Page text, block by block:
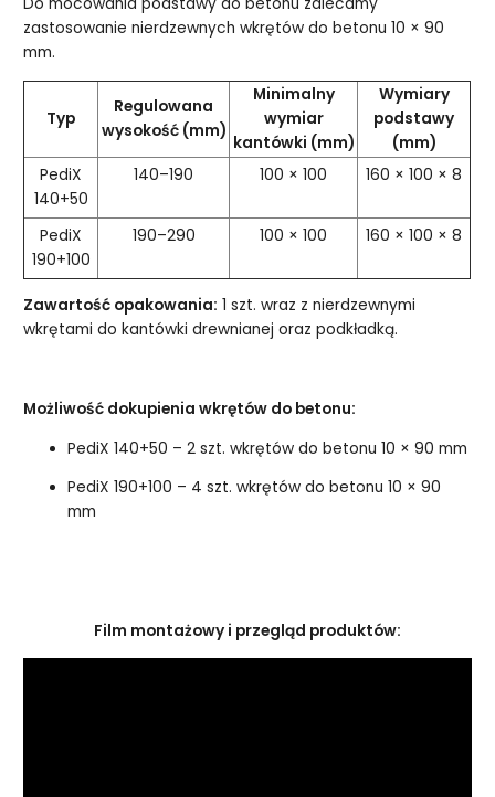
zastosowanie nierdzewnych wkrętów do betonu 10 × 90
mm.
Typ
Regulowana
wysokość (mm)
Minimalny
wymiar
kantówki (mm)
Wymiary
podstawy
(mm)
PediX
140+50
140–190 100 × 100 160 × 100 × 8
PediX
190+100
190–290 100 × 100 160 × 100 × 8
Zawartość opakowania: 1 szt. wraz z nierdzewnymi
wkrętami do kantówki drewnianej oraz podkładką.
Możliwość dokupienia wkrętów do betonu:
PediX 140+50 – 2 szt. wkrętów do betonu 10 × 90 mm
PediX 190+100 – 4 szt. wkrętów do betonu 10 × 90
mm
Film montażowy i przegląd produktów: